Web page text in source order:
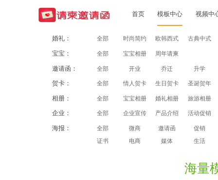
首页 模板中心 视频中
婚礼： 全部 时尚简约 欧韩西式 古典中式
宝宝： 全部 宝宝相册 周年请柬
邀请函： 全部 开业 乔迁 升学
贺卡： 全部 情人贺卡 生日贺卡 圣诞贺年
相册： 全部 宝宝相册 婚礼相册 旅游相册
企业： 全部 企业宣传 产品介绍 活动促销
海报： 全部 微商 邀请函
促销
证书
电商 媒体 生活
海量